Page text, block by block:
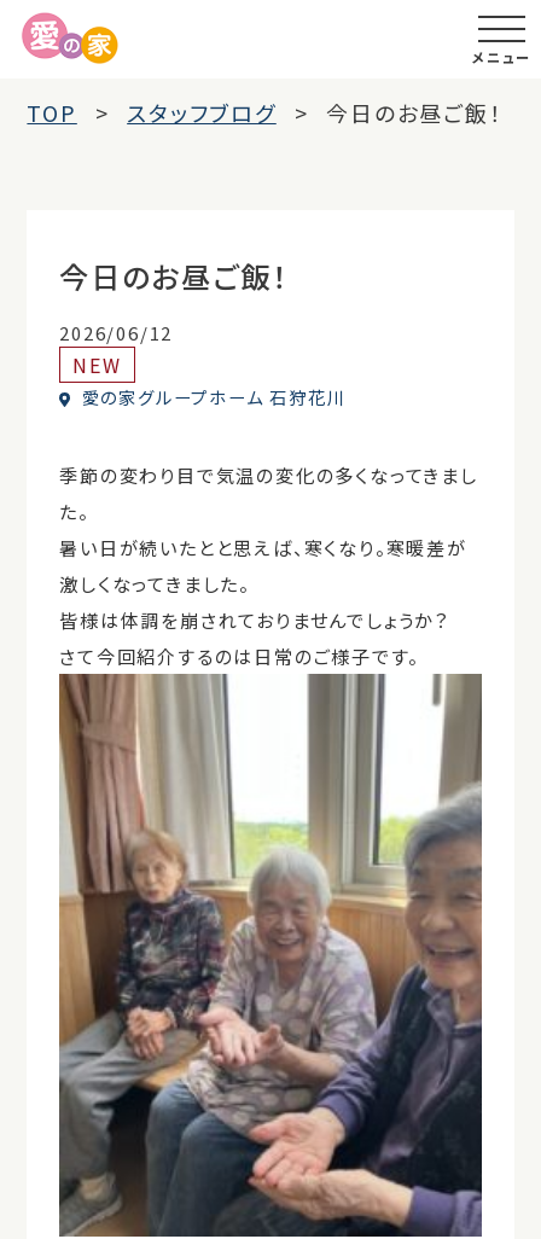
メニュー
TOP スタッフブログ 今日のお昼ご飯！
今日のお昼ご飯！
2026/06/12
NEW
愛の家グループホーム 石狩花川
季節の変わり目で気温の変化の多くなってきまし
た。
暑い日が続いたとと思えば、寒くなり。寒暖差が
激しくなってきました。
皆様は体調を崩されておりませんでしょうか？
さて今回紹介するのは日常のご様子です。